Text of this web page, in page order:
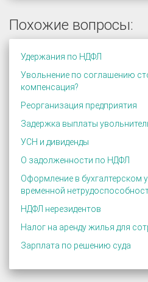
Похожие вопросы:
Удержания по НДФЛ
Увольнение по соглашению
компенсация?
Реорганизация предприятия
Задержка выплаты
УСН и дивиденды
О задолженности по НДФЛ
Оформление в бухгалтерском
временной
НДФЛ нерезидентов
Налог на аренду жилья для
Зарплата по решению суда